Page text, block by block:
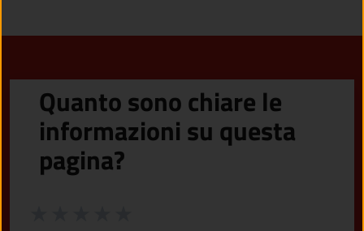
Quanto sono chiare le
informazioni su questa
pagina?